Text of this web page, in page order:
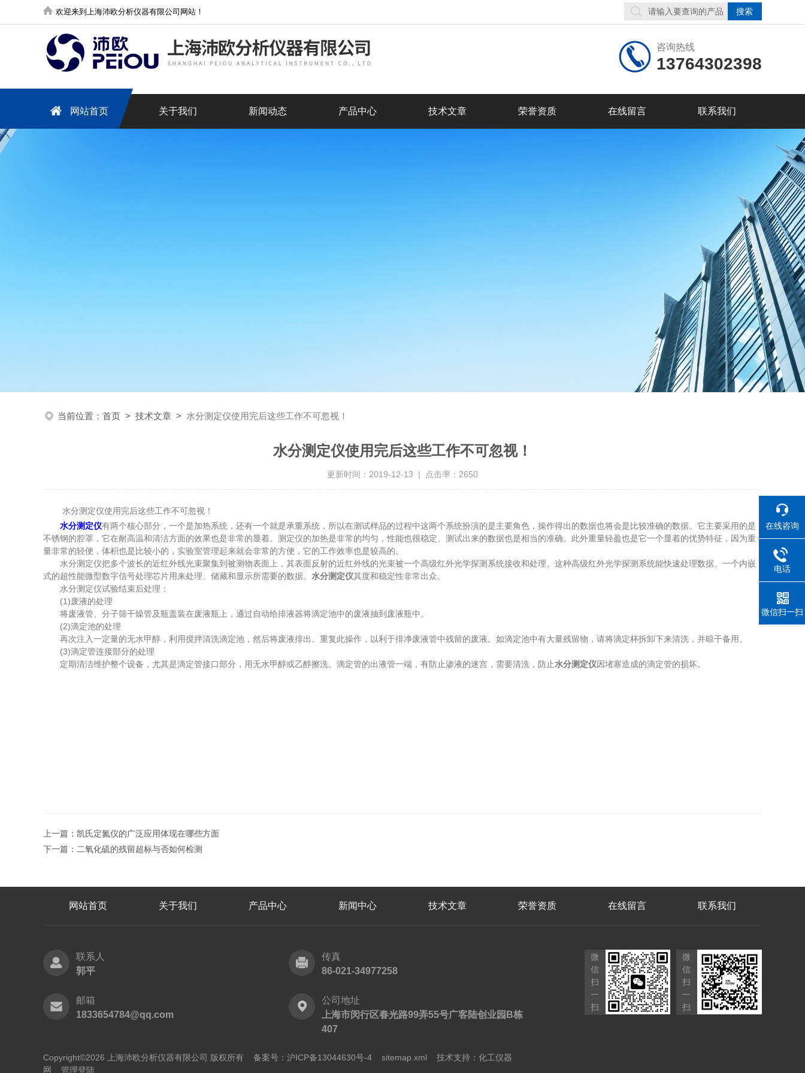
欢迎来到上海沛欧分析仪器有限公司网站！
咨询热线
13764302398
网站首页 关于我们 新闻动态 产品中心 技术文章 荣誉资质 在线留言 联系我们
当前位置： 首页 > 技术文章 > 水分测定仪使用完后这些工作不可忽视！
水分测定仪使用完后这些工作不可忽视！
更新时间：2019-12-13 | 点击率：2650
水分测定仪使用完后这些工作不可忽视！
水分测定仪有两个核心部分，一个是加热系统，还有一个就是承重系统，所以在测试样品的过程中这两个系统扮演的是主要角色，操作得出的数据也将会是比较准确的数据。它主要采用的是
不锈钢的腔罩，它在耐高温和清洁方面的效果也是非常的显着。测定仪的加热是非常的均匀，性能也很稳定、测试出来的数据也是相当的准确。此外重量轻盈也是它一个显着的优势特征，因为重
量非常的轻便，体积也是比较小的，实验室管理起来就会非常的方便，它的工作效率也是较高的。
水分测定仪把多个波长的近红外线光束聚集到被测物表面上，其表面反射的近红外线的光束被一个高级红外光学探测系统接收和处理。这种高级红外光学探测系统能快速处理数据。一个内嵌
式的超性能微型数字信号处理芯片用来处理、储藏和显示所需要的数据。 水分测定仪其度和稳定性非常出众。
水分测定仪试验结束后处理：
(1)废液的处理
将废液管、分子筛干燥管及瓶盖装在废液瓶上，通过自动给排液器将滴定池中的废液抽到废液瓶中。
(2)滴定池的处理
再次注入一定量的无水甲醇，利用搅拌清洗滴定池，然后将废液排出。重复此操作，以利于排净废液管中残留的废液。如滴定池中有大量残留物，请将滴定杯拆卸下来清洗，并晾干备用。
(3)滴定管连接部分的处理
定期清洁维护整个设备，尤其是滴定管接口部分，用无水甲醇或乙醇擦洗。滴定管的出液管一端，有防止渗液的迷宫，需要清洗，防止水分测定仪因堵塞造成的滴定管的损坏。
上一篇： 凯氏定氮仪的广泛应用体现在哪些方面
下一篇： 二氧化硫的残留超标与否如何检测
网站首页 关于我们 产品中心 新闻中心 技术文章 荣誉资质 在线留言 联系我们
联系人
郭平
传真
86-021-34977258
邮箱
1833654784@qq.com
公司地址
上海市闵行区春光路99弄55号广客陆创业园B栋
407
微
信
扫
一
扫
微
信
扫
一
扫
Copyright©2026 上海沛欧分析仪器有限公司 版权所有 备案号：沪ICP备13044630号-4 sitemap.xml 技术支持： 化工仪器
网
管理登陆
在线咨询
电话
微信扫一扫